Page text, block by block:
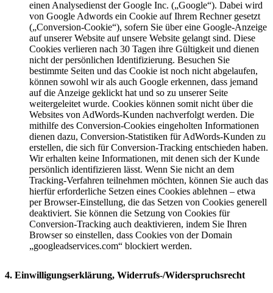
einen Analysedienst der Google Inc. („Google“). Dabei wird
von Google Adwords ein Cookie auf Ihrem Rechner gesetzt
(„Conversion-Cookie“), sofern Sie über eine Google-Anzeige
auf unserer Website auf unsere Website gelangt sind. Diese
Cookies verlieren nach 30 Tagen ihre Gültigkeit und dienen
nicht der persönlichen Identifizierung. Besuchen Sie
bestimmte Seiten und das Cookie ist noch nicht abgelaufen,
können sowohl wir als auch Google erkennen, dass jemand
auf die Anzeige geklickt hat und so zu unserer Seite
weitergeleitet wurde. Cookies können somit nicht über die
Websites von AdWords-Kunden nachverfolgt werden. Die
mithilfe des Conversion-Cookies eingeholten Informationen
dienen dazu, Conversion-Statistiken für AdWords-Kunden zu
erstellen, die sich für Conversion-Tracking entschieden haben.
Wir erhalten keine Informationen, mit denen sich der Kunde
persönlich identifizieren lässt. Wenn Sie nicht an dem
Tracking-Verfahren teilnehmen möchten, können Sie auch das
hierfür erforderliche Setzen eines Cookies ablehnen – etwa
per Browser-Einstellung, die das Setzen von Cookies generell
deaktiviert. Sie können die Setzung von Cookies für
Conversion-Tracking auch deaktivieren, indem Sie Ihren
Browser so einstellen, dass Cookies von der Domain
„googleadservices.com“ blockiert werden.
4. Einwilligungserklärung, Widerrufs-/Widerspruchsrecht